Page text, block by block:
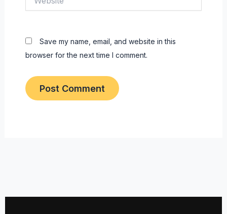
Save my name, email, and website in this
browser for the next time I comment.